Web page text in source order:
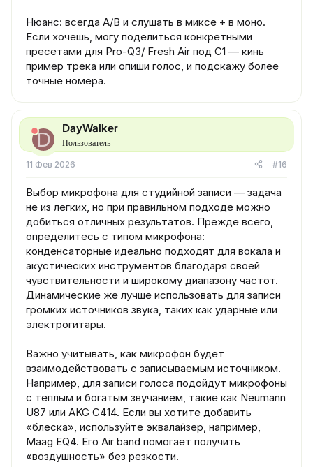
Нюанс: всегда A/B и слушать в миксе + в моно.
Если хочешь, могу поделиться конкретными
пресетами для Pro-Q3/ Fresh Air под C1 — кинь
пример трека или опиши голос, и подскажу более
точные номера.
D
DayWalker
Пользователь
11 Фев 2026 #16
Выбор микрофона для студийной записи — задача
не из легких, но при правильном подходе можно
добиться отличных результатов. Прежде всего,
определитесь с типом микрофона:
конденсаторные идеально подходят для вокала и
акустических инструментов благодаря своей
чувствительности и широкому диапазону частот.
Динамические же лучше использовать для записи
громких источников звука, таких как ударные или
электрогитары.
Важно учитывать, как микрофон будет
взаимодействовать с записываемым источником.
Например, для записи голоса подойдут микрофоны
с теплым и богатым звучанием, такие как Neumann
U87 или AKG C414. Если вы хотите добавить
«блеска», используйте эквалайзер, например,
Maag EQ4. Его Air band помогает получить
«воздушность» без резкости.